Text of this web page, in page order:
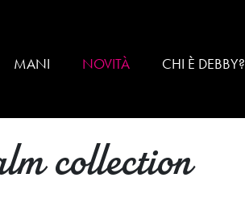
MANI NOVITÀ CHI È DEBBY?
collection